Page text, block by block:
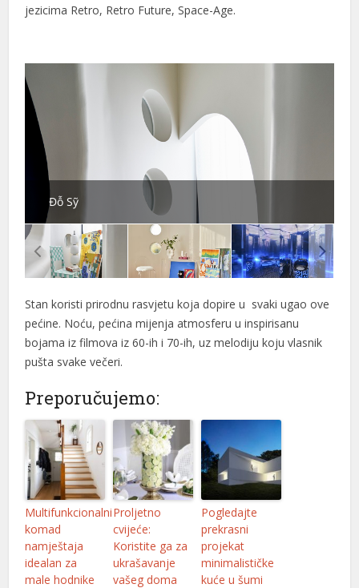
jezicima Retro, Retro Future, Space-Age.
Đỗ Sỹ
Stan koristi prirodnu rasvjetu koja dopire u svaki ugao ove
pećine. Noću, pećina mijenja atmosferu u inspirisanu
bojama iz filmova iz 60-ih i 70-ih, uz melodiju koju vlasnik
pušta svake večeri.
Preporučujemo:
Multifunkcionalni
komad
namještaja
idealan za
male hodnike
Proljetno
cvijeće:
Koristite ga za
ukrašavanje
vašeg doma
Pogledajte
prekrasni
projekat
minimalističke
kuće u šumi